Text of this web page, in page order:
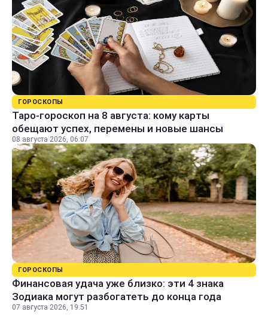
ГОРОСКОПЫ
Таро-гороскоп на 8 августа: кому карты
обещают успех, перемены и новые шансы
08 августа 2026, 06:07
ГОРОСКОПЫ
Финансовая удача уже близко: эти 4 знака
Зодиака могут разбогатеть до конца года
07 августа 2026, 19:51